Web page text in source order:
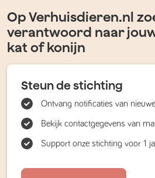
Op Verhuisdieren.nl
verantwoord naar
kat of konijn
Steun de stichting
Ontvang notificaties van
Bekijk contactgegevens van
Support onze stichting voor 1